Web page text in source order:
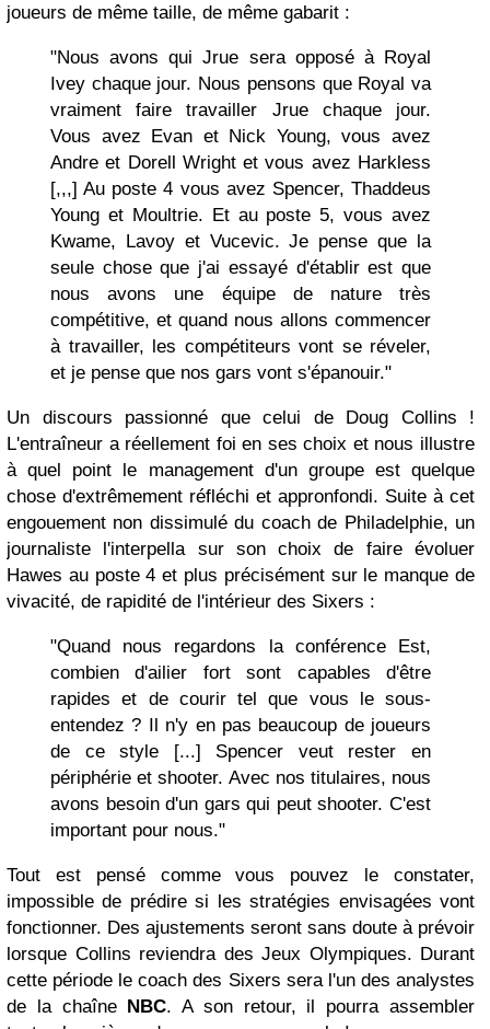
joueurs de même taille, de même gabarit :
"Nous avons qui Jrue sera opposé à Royal
Ivey chaque jour. Nous pensons que Royal va
vraiment faire travailler Jrue chaque jour.
Vous avez Evan et Nick Young, vous avez
Andre et Dorell Wright et vous avez Harkless
[,,,] Au poste 4 vous avez Spencer, Thaddeus
Young et Moultrie. Et au poste 5, vous avez
Kwame, Lavoy et Vucevic. Je pense que la
seule chose que j'ai essayé d'établir est que
nous avons une équipe de nature très
compétitive, et quand nous allons commencer
à travailler, les compétiteurs vont se réveler,
et je pense que nos gars vont s'épanouir."
Un discours passionné que celui de Doug Collins !
L'entraîneur a réellement foi en ses choix et nous illustre
à quel point le management d'un groupe est quelque
chose d'extrêmement réfléchi et appronfondi. Suite à cet
engouement non dissimulé du coach de Philadelphie, un
journaliste l'interpella sur son choix de faire évoluer
Hawes au poste 4 et plus précisément sur le manque de
vivacité, de rapidité de l'intérieur des Sixers :
"Quand nous regardons la conférence Est,
combien d'ailier fort sont capables d'être
rapides et de courir tel que vous le sous-
entendez ? Il n'y en pas beaucoup de joueurs
de ce style [...] Spencer veut rester en
périphérie et shooter. Avec nos titulaires, nous
avons besoin d'un gars qui peut shooter. C'est
important pour nous."
Tout est pensé comme vous pouvez le constater,
impossible de prédire si les stratégies envisagées vont
fonctionner. Des ajustements seront sans doute à prévoir
lorsque Collins reviendra des Jeux Olympiques. Durant
cette période le coach des Sixers sera l'un des analystes
de la chaîne NBC. A son retour, il pourra assembler